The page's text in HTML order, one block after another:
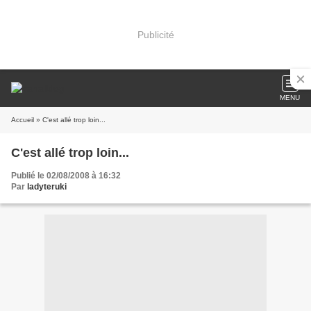
Publicité
MENU
Accueil » C'est allé trop loin...
C'est allé trop loin...
Publié le 02/08/2008 à 16:32
Par ladyteruki